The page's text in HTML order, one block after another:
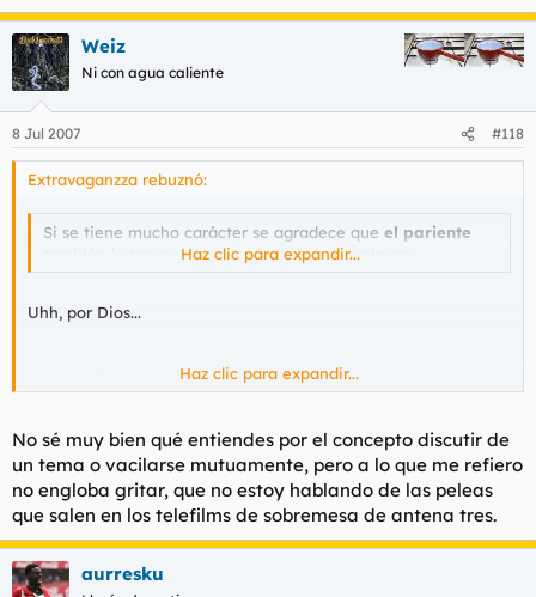
Weiz
Ni con agua caliente
8 Jul 2007 #118
Extravaganzza rebuznó:
Si se tiene mucho carácter se agradece que el pariente
también lo tenga para que durante unos minutos...
Haz clic para expandir...
Uhh, por Dios...
Pues a mí no me gusta que me levanten la voz, me parece una
falta de respeto y no tolero esas cosas.
Haz clic para expandir...
No sé muy bien qué entiendes por el concepto discutir de
un tema o vacilarse mutuamente, pero a lo que me refiero
no engloba gritar, que no estoy hablando de las peleas
que salen en los telefilms de sobremesa de antena tres.
aurresku